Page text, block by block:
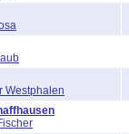
Westphalen